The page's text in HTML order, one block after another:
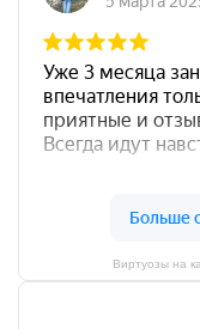
Виртуозы на